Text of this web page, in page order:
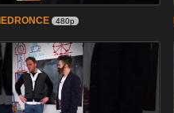
480p